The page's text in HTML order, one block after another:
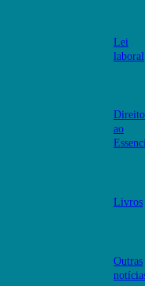
Lei
laboral
Direito
ao
Livros
Outras